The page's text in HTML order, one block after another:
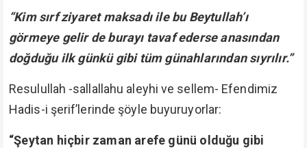
“Kim sırf ziyaret maksadı ile bu Beytullah’ı
görmeye gelir de burayı tavaf ederse anasından
doğduğu ilk günkü gibi tüm günahlarından sıyrılır.”
Resulullah -sallallahu aleyhi ve sellem- Efendimiz
Hadis-i şerif’lerinde şöyle buyuruyorlar:
“Şeytan hiçbir zaman arefe günü olduğu gibi